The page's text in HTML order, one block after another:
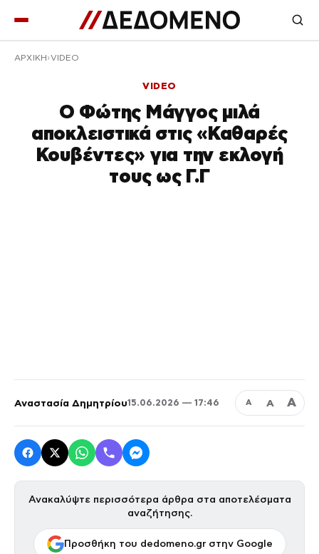
ΑΡΧΙΚΉ VIDEO
VIDEO
Ο Φώτης Μάγγος μιλά
αποκλειστικά στις «Καθαρές
Κουβέντες» για την εκλογή
τους ως Γ.Γ
Αναστασία Δημητρίου15.06.2026 — 17:46 Α Α Α
Ανακαλύψτε περισσότερα άρθρα στα αποτελέσματα
αναζήτησης.
Προσθήκη του dedomeno.gr στην Google